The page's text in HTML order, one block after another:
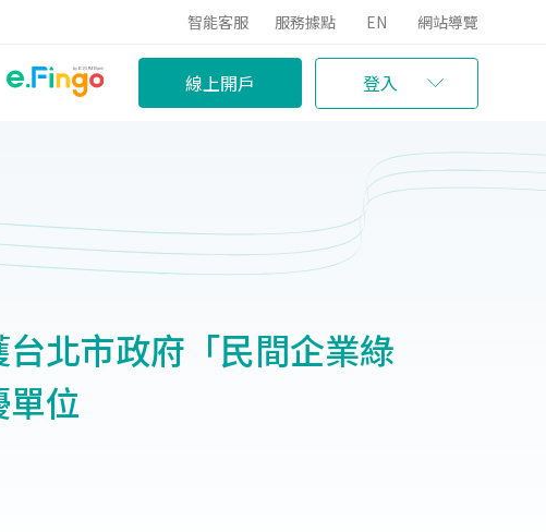
智能客服 服務據點 EN 網站導覽
線上開戶 登入
北市政府「民間企業綠
位